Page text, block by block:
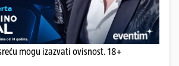
mogu izazvati ovisnost. 18+